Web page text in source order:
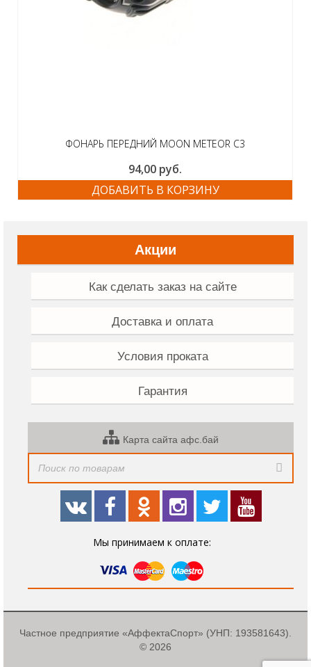
ФОНАРЬ ПЕРЕДНИЙ MOON METEOR C3
94,00 руб.
ДОБАВИТЬ В КОРЗИНУ
Акции
Как сделать заказ на сайте
Доставка и оплата
Условия проката
Гарантия
Карта сайта афс.бай
Мы принимаем к оплате:
Частное предприятие «АффектаСпорт» (УНП: 193581643).
© 2026